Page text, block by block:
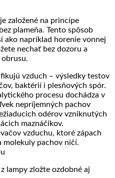
založené na princípe
plameňa. Tento spôsob
ako napríklad horenie vonnej
nechať bez dozoru a
vzduch – výsledky testov
baktérií i plesňových spór.
procesu dochádza v
nepríjemných pachov
odérov vzniknutých
maznáčikov.
vzduchu, ktoré zápach
molekuly pachov ničí.
lampy zložte ozdobné aj